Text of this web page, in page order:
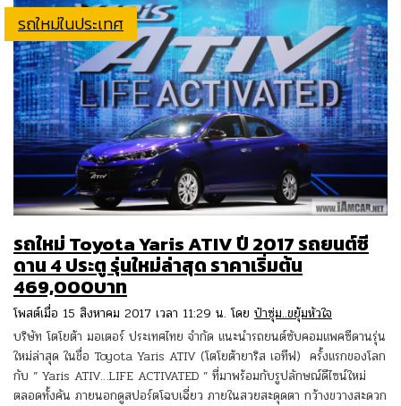
รถใหม่ในประเทศ
รถใหม่ Toyota Yaris ATIV ปี 2017 รถยนต์ซี
ดาน 4 ประตู รุ่นใหม่ล่าสุด ราคาเริ่มต้น
469,000บาท
โพสต์เมื่อ 15 สิงหาคม 2017 เวลา 11:29 น. โดย ป๋าซุ่ม..ขยุ้มหัวใจ
บริษัท โตโยต้า มอเตอร์ ประเทศไทย จำกัด แนะนำรถยนต์ซับคอมแพคซีดานรุ่น
ใหม่ล่าสุด ในชื่อ Toyota Yaris ATIV (โตโยต้ายาริส เอทีฟ) ครั้งแรกของโลก
กับ ” Yaris ATIV…LIFE ACTIVATED ” ที่มาพร้อมกับรูปลักษณ์ดีไซน์ใหม่
ตลอดทั้งคัน ภายนอกดูสปอร์ตโฉบเฉี่ยว ภายในสวยสะดุดตา กว้างขวางสะดวก